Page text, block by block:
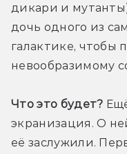
дикари и
дочь одного из
галактике, чтобы
невообразимому
Что это будет?
экранизация. О
её заслужили.